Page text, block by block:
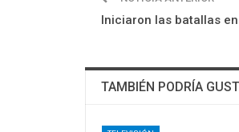
Iniciaron las batallas
TAMBIÉN PODRÍA